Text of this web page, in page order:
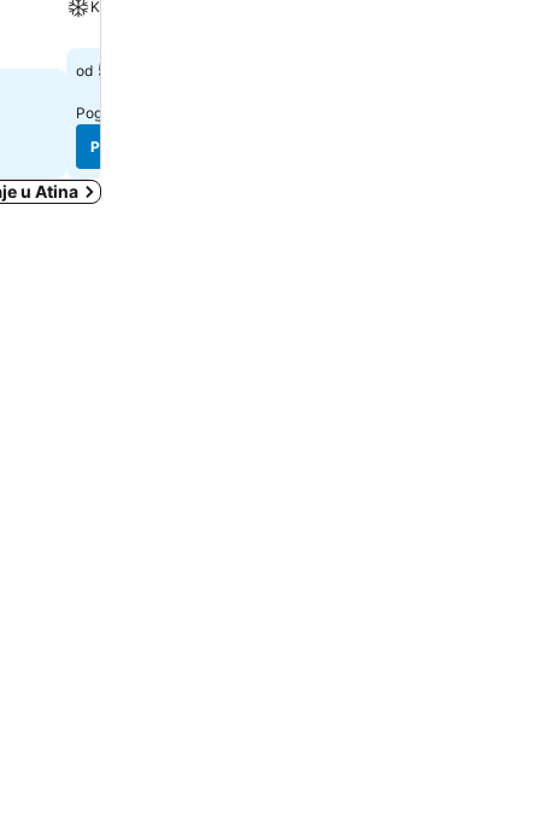
Klima
od 53 €
Pogledaj cene sa
Pogledaj cene
u Atina